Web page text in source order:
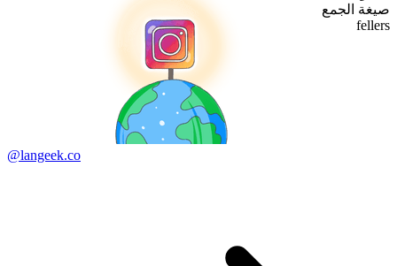
صيغة الجمع
fellers
@langeek.co